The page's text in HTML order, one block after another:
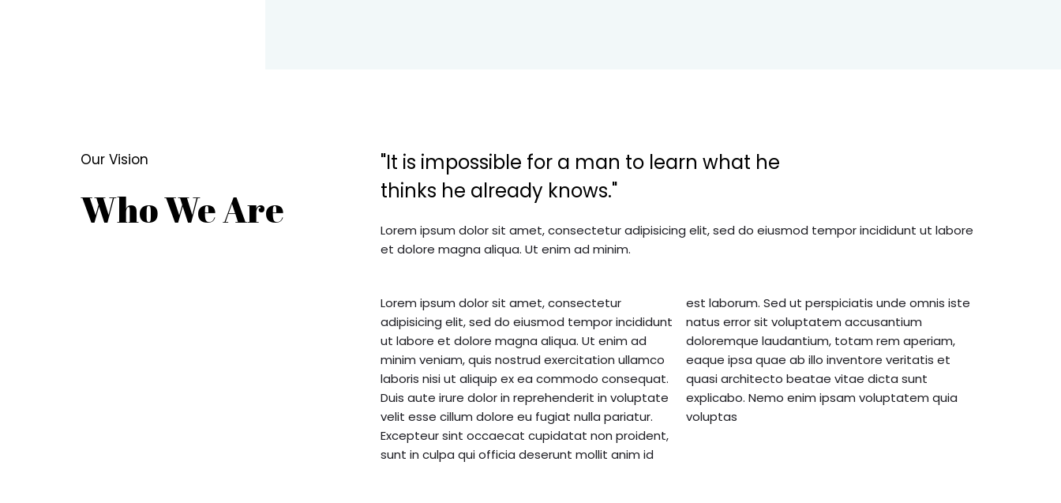
Our Vision
Who We Are
"It is impossible for a man to learn what he
thinks he already knows."
Lorem ipsum dolor sit amet, consectetur adipisicing elit, sed do eiusmod tempor incididunt ut labore
et dolore magna aliqua. Ut enim ad minim.
Lorem ipsum dolor sit amet, consectetur
adipisicing elit, sed do eiusmod tempor incididunt
ut labore et dolore magna aliqua. Ut enim ad
minim veniam, quis nostrud exercitation ullamco
laboris nisi ut aliquip ex ea commodo consequat.
Duis aute irure dolor in reprehenderit in voluptate
velit esse cillum dolore eu fugiat nulla pariatur.
Excepteur sint occaecat cupidatat non proident,
sunt in culpa qui officia deserunt mollit anim id
est laborum. Sed ut perspiciatis unde omnis iste
natus error sit voluptatem accusantium
doloremque laudantium, totam rem aperiam,
eaque ipsa quae ab illo inventore veritatis et
quasi architecto beatae vitae dicta sunt
explicabo. Nemo enim ipsam voluptatem quia
voluptas